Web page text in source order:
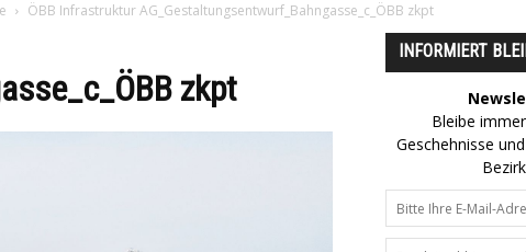
ÖBB Infrastruktur AG_Gestaltungsentwurf_Bahngasse_c_ÖBB zkpt
zkpt
INFORMIERT
Bleibe
Geschehnisse